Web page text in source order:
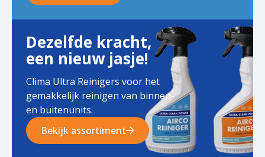
Dezelfde kracht,
een nieuw jasje!
Clima Ultra Reinigers voor het
gemakkelijk reinigen van binnen-
en buitenunits.
Bekijk assortiment